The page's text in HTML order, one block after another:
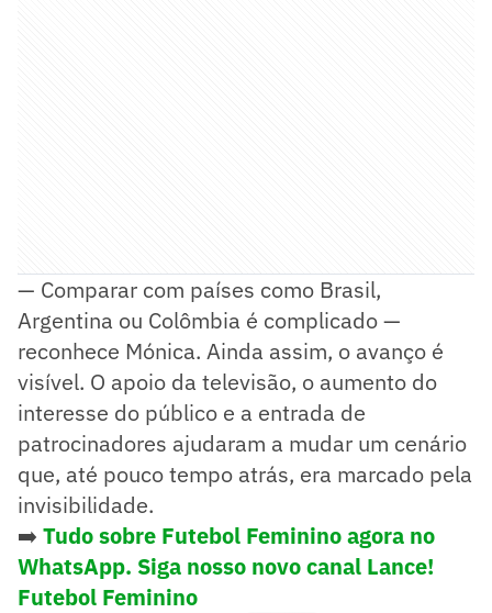
— Comparar com países como Brasil,
Argentina ou Colômbia é complicado —
reconhece Mónica. Ainda assim, o avanço é
visível. O apoio da televisão, o aumento do
interesse do público e a entrada de
patrocinadores ajudaram a mudar um cenário
que, até pouco tempo atrás, era marcado pela
invisibilidade.
➡️ Tudo sobre Futebol Feminino agora no
WhatsApp. Siga nosso novo canal Lance!
Futebol Feminino